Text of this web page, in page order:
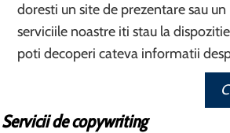
doresti un site de prezentare sau
serviciile noastre iti stau la
poti decoperi cateva informatii
Servicii de copywriting